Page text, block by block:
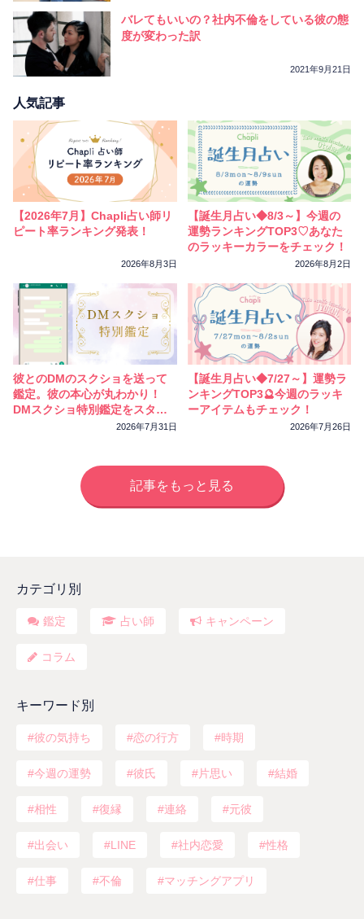
バレてもいいの？社内不倫をしている彼の態
度が変わった訳
2021年9月21日
人気記事
【2026年7月】Chapli占い師リ
ピート率ランキング発表！
2026年8月3日
【誕生月占い◆8/3～】今週の
運勢ランキングTOP3♡あなた
のラッキーカラーをチェック！
2026年8月2日
彼とのDMのスクショを送って
鑑定。彼の本心が丸わかり！
DMスクショ特別鑑定をスター
2026年7月31日
【誕生月占い◆7/27～】運勢ラ
ンキングTOP3🔮今週のラッキ
ーアイテムもチェック！
2026年7月26日
記事をもっと見る
カテゴリ別
鑑定 占い師 キャンペーン
コラム
キーワード別
彼の気持ち 恋の行方 時期
今週の運勢 彼氏 片思い 結婚
相性 復縁 連絡 元彼
出会い LINE 社内恋愛 性格
仕事 不倫 マッチングアプリ